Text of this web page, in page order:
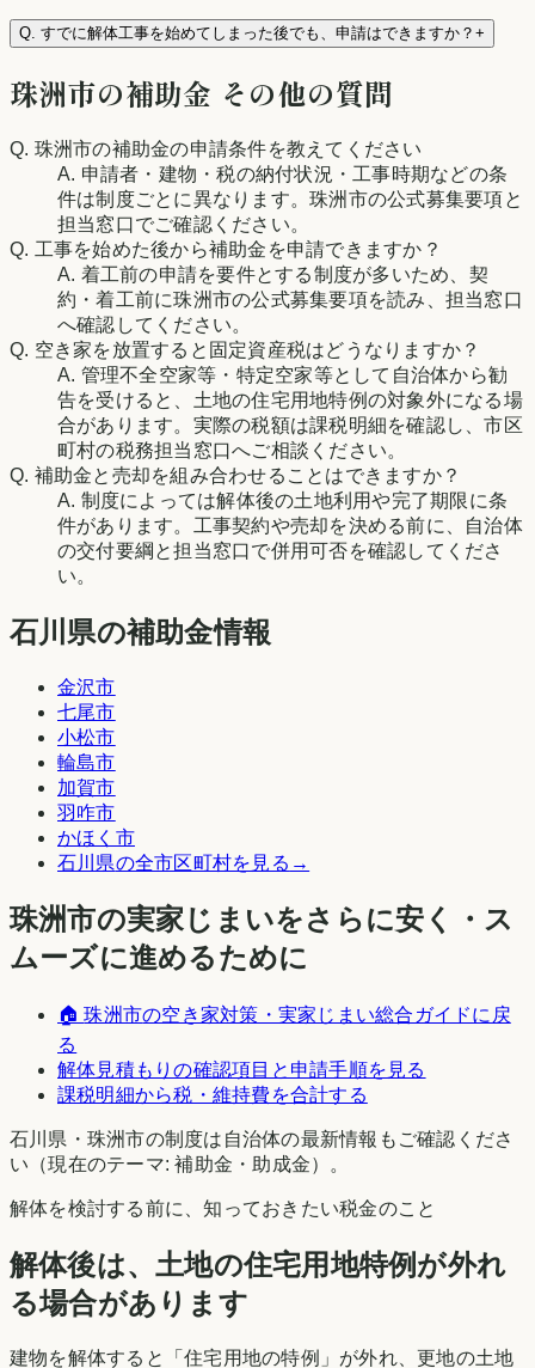
Q. すでに解体工事を始めてしまった後でも、申請はできますか？ +
珠洲市の補助金 その他の質問
Q. 珠洲市の補助金の申請条件を教えてください
A. 申請者・建物・税の納付状況・工事時期などの条
件は制度ごとに異なります。珠洲市の公式募集要項と
担当窓口でご確認ください。
Q. 工事を始めた後から補助金を申請できますか？
A. 着工前の申請を要件とする制度が多いため、契
約・着工前に珠洲市の公式募集要項を読み、担当窓口
へ確認してください。
Q. 空き家を放置すると固定資産税はどうなりますか？
A. 管理不全空家等・特定空家等として自治体から勧
告を受けると、土地の住宅用地特例の対象外になる場
合があります。実際の税額は課税明細を確認し、市区
町村の税務担当窓口へご相談ください。
Q. 補助金と売却を組み合わせることはできますか？
A. 制度によっては解体後の土地利用や完了期限に条
件があります。工事契約や売却を決める前に、自治体
の交付要綱と担当窓口で併用可否を確認してくださ
い。
石川県の補助金情報
金沢市
七尾市
小松市
輪島市
加賀市
羽咋市
かほく市
石川県の全市区町村を見る →
珠洲市の実家じまいをさらに安く・ス
ムーズに進めるために
🏠珠洲市の空き家対策・実家じまい総合ガイドに戻
る
解体見積もりの確認項目と申請手順を見る
課税明細から税・維持費を合計する
石川県 ・ 珠洲市の制度は自治体の最新情報もご確認くださ
い（現在のテーマ:補助金・助成金）。
解体を検討する前に、知っておきたい税金のこと
解体後は、土地の住宅用地特例が外れ
る場合があります
建物を解体すると「住宅用地の特例」が外れ、更地の土地